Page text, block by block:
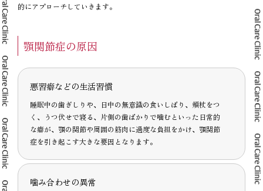
的にアプローチしていきます。
顎関節症の原因
悪習癖などの生活習慣
睡眠中の歯ぎしりや、日中の無意識の食いしばり、頬杖をつ
く、うつ伏せで寝る、片側の歯ばかりで噛むといった日常的
な癖が、顎の関節や周囲の筋肉に過度な負担をかけ、顎関節
症を引き起こす大きな要因となります。
噛み合わせの異常